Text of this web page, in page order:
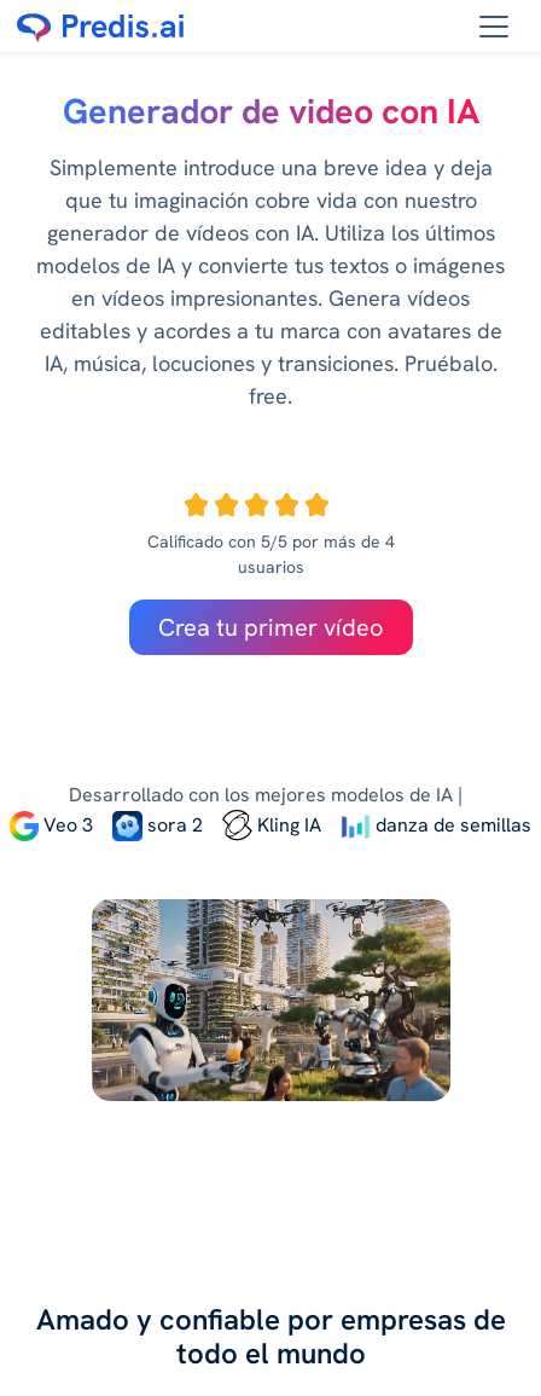
Generador de video con IA
Simplemente introduce una breve idea y deja
que tu imaginación cobre vida con nuestro
generador de vídeos con IA. Utiliza los últimos
modelos de IA y convierte tus textos o imágenes
en vídeos impresionantes. Genera vídeos
editables y acordes a tu marca con avatares de
IA, música, locuciones y transiciones. Pruébalo.
free.
Calificado con 5/5 por más de 4
usuarios
Crea tu primer vídeo
Desarrollado con los mejores modelos de IA |
Veo 3
sora 2 Kling IA danza de semillas
Amado y confiable por empresas de
todo el mundo